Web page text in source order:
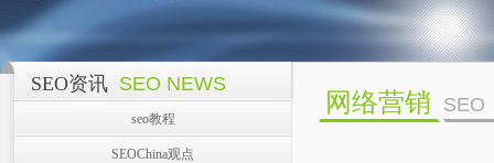
SEO资讯 SEO NEWS
seo教程
SEOChina观点
网络营销 SEO